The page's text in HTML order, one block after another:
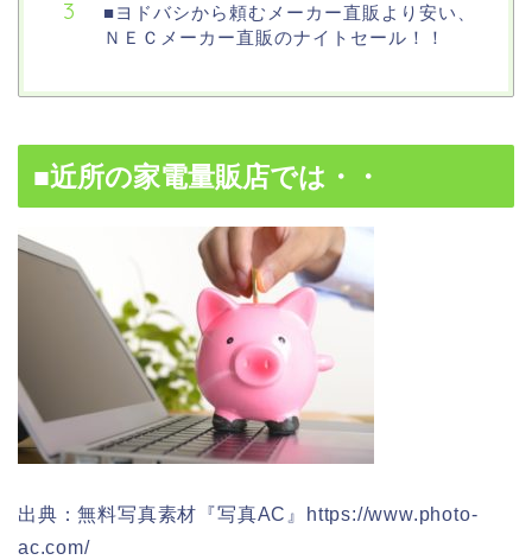
■ヨドバシから頼むメーカー直販より安い、
ＮＥＣメーカー直販のナイトセール！！
■近所の家電量販店では・・
出典：無料写真素材『写真AC』https://www.photo-
ac.com/